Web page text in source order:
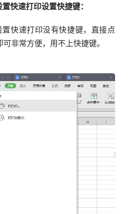
快速打印设置快捷键：
置快速打印没有快捷键，直接点
非常方便，用不上快捷键。